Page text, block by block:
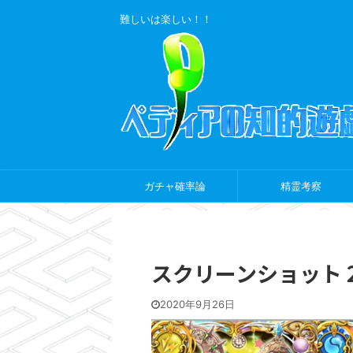
難しいは楽しい！！
ガチャ確率論 精霊考察
スクリーンショッ
2020年9月26日